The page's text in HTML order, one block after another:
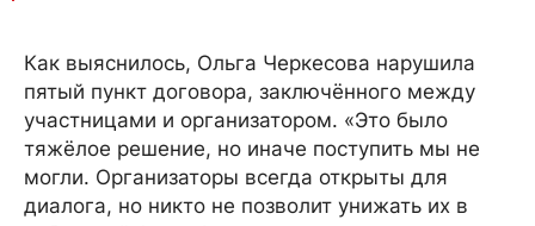
Как выяснилось, Ольга Черкесова нарушила
пятый пункт договора, заключённого между
участницами и организатором. «Это было
тяжёлое решение, но иначе поступить мы не
могли. Организаторы всегда открыты для
диалога, но никто не позволит унижать их в